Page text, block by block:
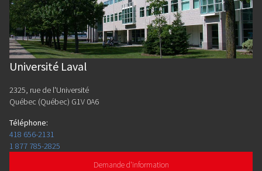
Université Laval
2325, rue de l'Université
Québec (Québec) G1V 0A6
Téléphone:
418 656-2131
1 877 785-2825
Demande d'information